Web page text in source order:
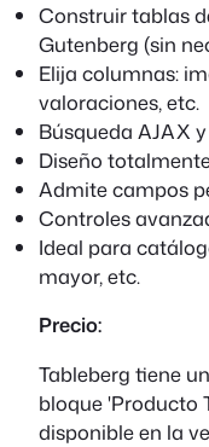
Construir tablas
Gutenberg (sin
Elija columnas:
valoraciones, etc.
Búsqueda AJAX
Diseño
Admite campos
Controles
Ideal para
mayor, etc.
Precio:
Tableberg tiene
bloque 'Producto
disponible en la